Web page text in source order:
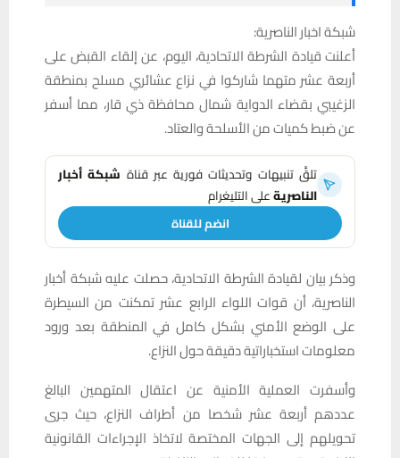
شبكة اخبار الناصرية:
أعلنت قيادة الشرطة الاتحادية، اليوم، عن إلقاء القبض على
أربعة عشر متهما شاركوا في نزاع عشائري مسلح بمنطقة
الزغيبي بقضاء الدواية شمال محافظة ذي قار، مما أسفر
عن ضبط كميات من الأسلحة والعتاد.
تلقَّ تنبيهات وتحديثات فورية عبر قناة شبكة أخبار
الناصريةعلى التليغرام
انضم للقناة
وذكر بيان لقيادة الشرطة الاتحادية، حصلت عليه شبكة أخبار
الناصرية، أن قوات اللواء الرابع عشر تمكنت من السيطرة
على الوضع الأمني بشكل كامل في المنطقة بعد ورود
معلومات استخباراتية دقيقة حول النزاع.
وأسفرت العملية الأمنية عن اعتقال المتهمين البالغ
عددهم أربعة عشر شخصا من أطراف النزاع، حيث جرى
تحويلهم إلى الجهات المختصة لاتخاذ الإجراءات القانونية